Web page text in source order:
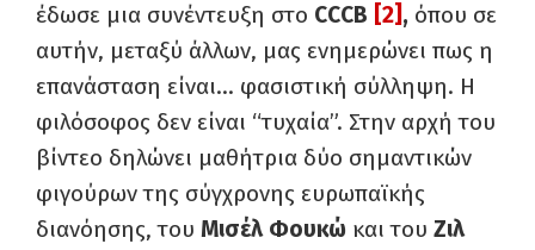
έδωσε μια συνέντευξη στο CCCB [2] , όπου σε
αυτήν, μεταξύ άλλων, μας ενημερώνει πως η
επανάσταση είναι… φασιστική σύλληψη. Η
φιλόσοφος δεν είναι “τυχαία”. Στην αρχή του
βίντεο δηλώνει μαθήτρια δύο σημαντικών
φιγούρων της σύγχρονης ευρωπαϊκής
διανόησης, του Μισέλ Φουκώ και του Ζιλ